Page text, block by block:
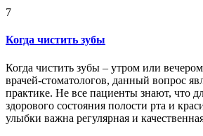
7
Когда чистить зубы
Когда чистить зубы – утром или
врачей-стоматологов, данный вопрос
практике. Не все пациенты знают, что
здорового состояния полости рта и
улыбки важна регулярная и